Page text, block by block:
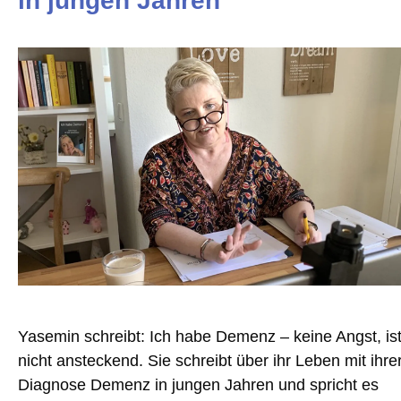
Yasemin schreibt: Ich habe Demenz – keine Angst, ist
nicht ansteckend. Sie schreibt über ihr Leben mit
Diagnose Demenz in jungen Jahren und spricht es